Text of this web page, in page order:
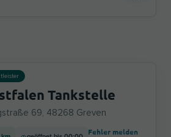
Tankstelle
69, 48268 Greven
Fehler melden